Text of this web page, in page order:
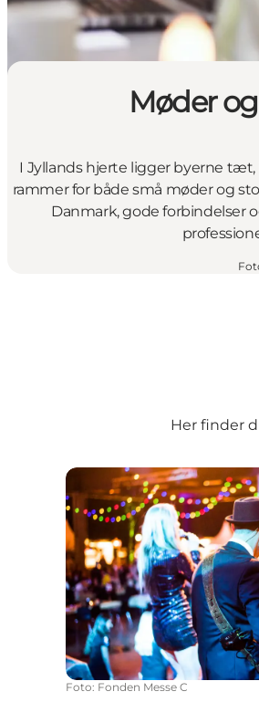
Møder
I Jyllands hjerte ligger byerne
rammer for både små møder og
Danmark, gode forbindelser
Her finder
Fonden MESSE C
Foto: Fonden Messe C